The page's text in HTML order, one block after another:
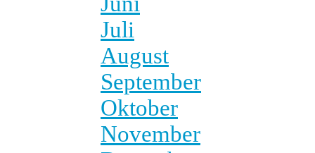
Juli
August
September
Oktober
November